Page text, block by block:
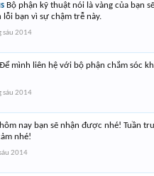
Bộ phận kỹ thuật nói là vàng của bạn
lỗi bạn vì sự chậm trễ này.
sáu 2014
Để mình liên hệ với bộ phận chắm sóc
sáu 2014
hôm nay bạn sẽ nhận được nhé! Tuần
nhé!
2014